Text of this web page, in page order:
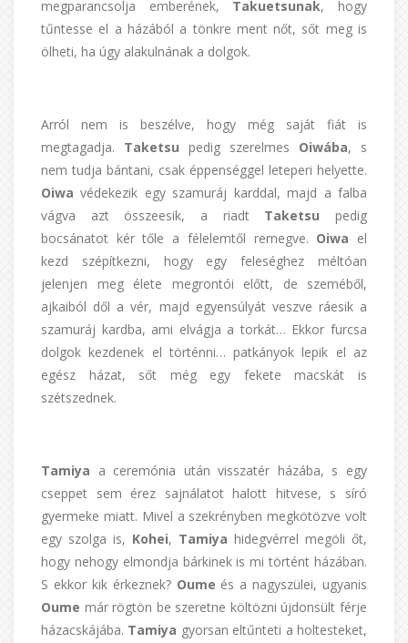
megparancsolja emberének, Takuetsunak, hogy
tűntesse el a házából a tönkre ment nőt, sőt meg is
ölheti, ha úgy alakulnának a dolgok.
Arról nem is beszélve, hogy még saját fiát is
megtagadja. Taketsu pedig szerelmes Oiwába, s
nem tudja bántani, csak éppenséggel leteperi helyette.
Oiwavédekezik egy szamuráj karddal, majd a falba
vágva azt összeesik, a riadt Taketsupedig
bocsánatot kér tőle a félelemtől remegve. Oiwa el
kezd szépítkezni, hogy egy feleséghez méltóan
jelenjen meg élete megrontói előtt, de szeméből,
ajkaiból dől a vér, majd egyensúlyát veszve ráesik a
szamuráj kardba, ami elvágja a torkát… Ekkor furcsa
dolgok kezdenek el történni… patkányok lepik el az
egész házat, sőt még egy fekete macskát is
szétszednek.
Tamiya a ceremónia után visszatér házába, s egy
cseppet sem érez sajnálatot halott hitvese, s síró
gyermeke miatt. Mivel a szekrényben megkötözve volt
egy szolga is, Kohei, Tamiya hidegvérrel megöli őt,
hogy nehogy elmondja bárkinek is mi történt házában.
S ekkor kik érkeznek? Oume és a nagyszülei, ugyanis
Oume már rögtön be szeretne költözni újdonsült férje
házacskájába. Tamiya gyorsan eltűnteti a holtesteket,